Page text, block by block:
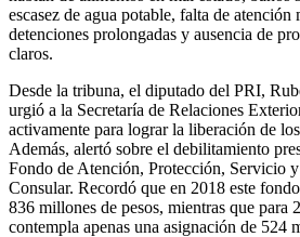
escasez de agua potable, falta de atención
detenciones prolongadas y ausencia de
claros.
Desde la tribuna, el diputado del PRI,
urgió a la Secretaría de Relaciones
activamente para lograr la liberación de
Además, alertó sobre el debilitamiento
Fondo de Atención, Protección, Servicio
Consular. Recordó que en 2018 este
836 millones de pesos, mientras que para
contempla apenas una asignación de 524